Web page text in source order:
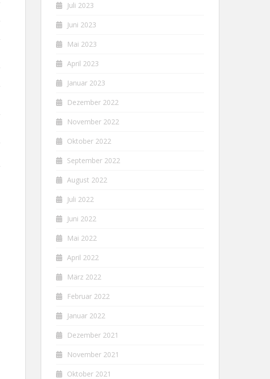
Juli 2023
Juni 2023
Mai 2023
April 2023
Januar 2023
Dezember 2022
November 2022
Oktober 2022
September 2022
August 2022
Juli 2022
Juni 2022
Mai 2022
April 2022
März 2022
Februar 2022
Januar 2022
Dezember 2021
November 2021
Oktober 2021